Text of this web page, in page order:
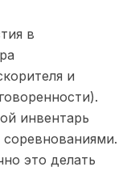
в
и
инвентарь
это делать